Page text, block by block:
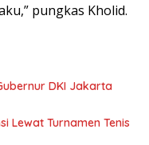
pungkas Kholid.
DKI Jakarta
Lewat Turnamen Tenis